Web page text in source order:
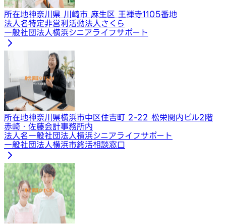
所在地神奈川県 川崎市 麻生区 王禅寺1105番地
法人名特定非営利活動法人さくら
一般社団法人横浜シニアライフサポート
所在地神奈川県横浜市中区住吉町 2-22 松栄関内ビル2階
赤崎・佐藤会計事務所内
法人名一般社団法人横浜シニアライフサポート
一般社団法人横浜市終活相談窓口